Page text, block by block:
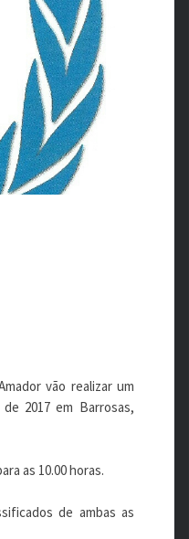
vão realizar um
2017 em Barrosas,
as 10.00 horas.
de ambas as